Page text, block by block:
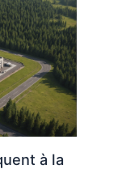
à la